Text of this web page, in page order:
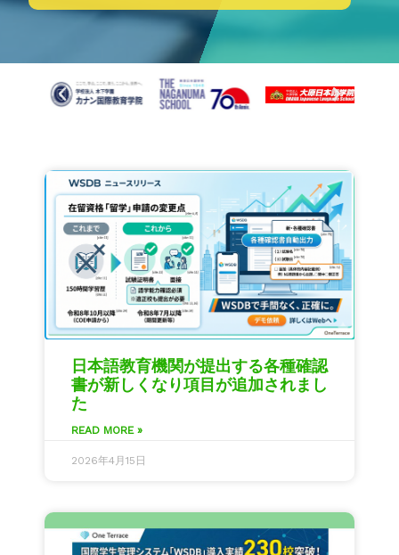
日本語教育機関が提出する各種確認
書が新しくなり項目が追加されまし
た
READ MORE »
2026年4月15日